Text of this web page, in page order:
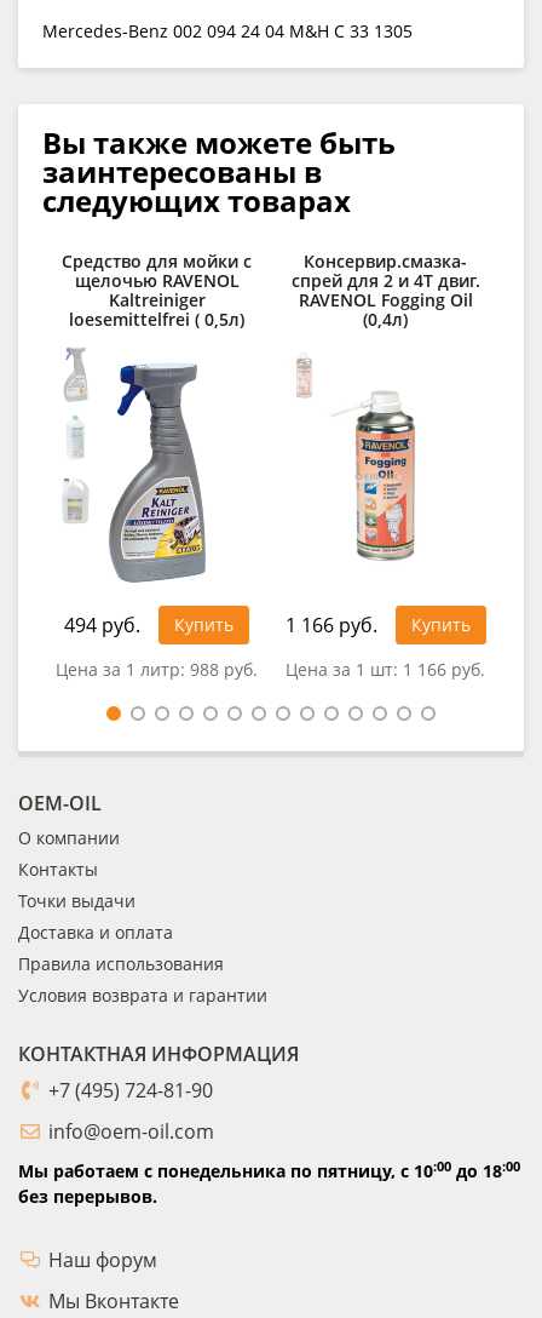
Mercedes-Benz 002 094 24 04 M&H C 33 1305
Вы также можете быть
заинтересованы в
следующих товарах
Средство для мойки с
щелочью RAVENOL
Kaltreiniger
loesemittelfrei ( 0,5л)
494 руб.
Купить
Цена за 1 литр: 988 руб.
Консервир.смазка-
спрей для 2 и 4Т двиг.
RAVENOL Fogging Oil
(0,4л)
1 166 руб.
Купить
Цена за 1 шт: 1 166 руб.
OEM-OIL
О компании
Контакты
Точки выдачи
Доставка и оплата
Правила использования
Условия возврата и гарантии
КОНТАКТНАЯ ИНФОРМАЦИЯ
+7 (495) 724-81-90
info@oem-oil.com
Мы работаем с понедельника по пятницу, с 10:00 до 18:00
без перерывов.
Наш форум
Мы Вконтакте